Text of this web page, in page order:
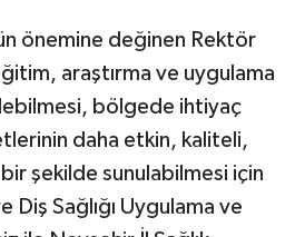
önemine değinen Rektör
araştırma ve uygulama
bölgede ihtiyaç
daha etkin, kaliteli,
şekilde sunulabilmesi için
Diş Sağlığı Uygulama ve